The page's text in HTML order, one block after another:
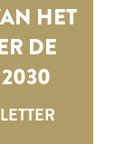
HET
DE